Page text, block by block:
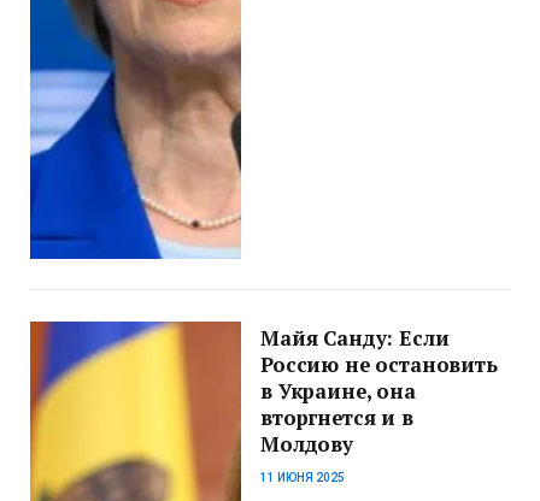
Майя Санду: Если
Россию не остановить
в Украине, она
вторгнется и в
Молдову
11 ИЮНЯ 2025